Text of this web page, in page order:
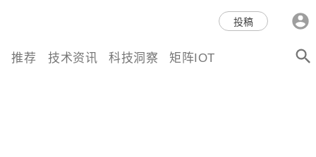
科技互联网,科技,资讯,动态,洞
察,量子,计算,AI,人工智能,机器
投稿
推荐 技术资讯 科技洞察 矩阵IOT